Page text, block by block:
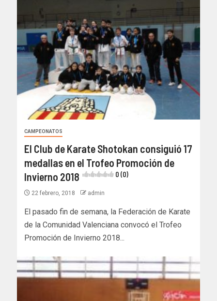
CAMPEONATOS
El Club de Karate Shotokan consiguió 17
medallas en el Trofeo Promoción de
Invierno 2018
0 (0)
22 febrero, 2018 admin
El pasado fin de semana, la Federación de Karate
de la Comunidad Valenciana convocó el Trofeo
Promoción de Invierno 2018...